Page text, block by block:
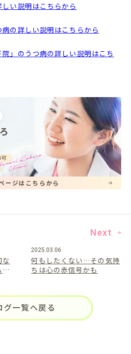
しい説明はこちらから
病の詳しい説明はこちらから
院」のうつ病の詳しい説明はこち
ージはこちらから
Next
2025.03.06
何もしたくない…その気持
ちは心の赤信号かも
グ一覧へ戻る